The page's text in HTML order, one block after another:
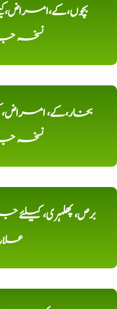
نسخہ
بخار،کے، امراض،
نسخہ
برص، پھلہری، کیلئے